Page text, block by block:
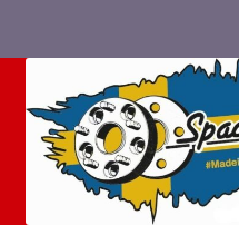
navigering
innehåll